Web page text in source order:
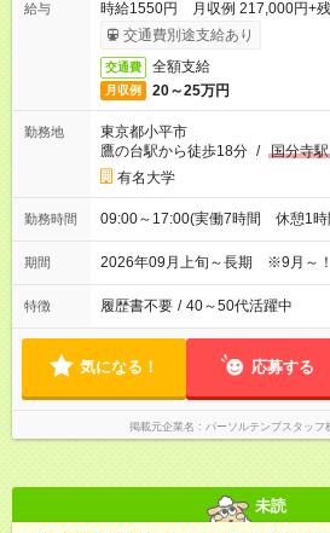
給与
時給1550円 月収例 217,000円+
交通費別途支給あり
交通費 全額支給
月収例 20～25万円
勤務地
東京都小平市
鷹の台駅から徒歩18分 / 国分寺駅
有名大学
勤務時間 09:00～17:00(実働7時間 休憩1時
期間 2026年09月上旬～長期 ※9月～！
特徴 履歴書不要 / 40～50代活躍中
気になる！ 応募する
掲載元企業名 パーソルテンプスタッ
未読